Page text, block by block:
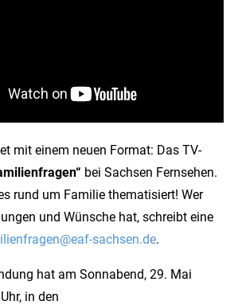
mit einem neuen Format: Das TV-
bei Sachsen Fernsehen.
rund um Familie thematisiert! Wer
und Wünsche hat, schreibt eine
sachsen.de.
hat am Sonnabend, 29. Mai
in den